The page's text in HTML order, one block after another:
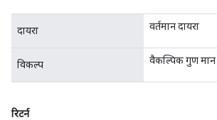
दायरा वर्तमान दायरा
विकल्प वैकल्पिक गुण मान
रिटर्न